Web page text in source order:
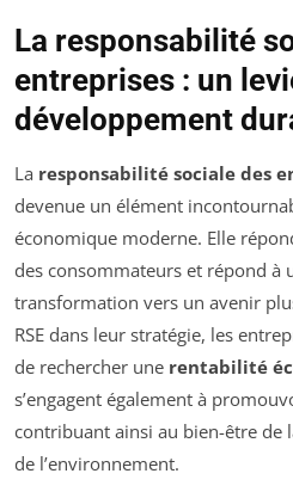
La responsabilité
entreprises : un
développement
La responsabilité sociale des
devenue un élément
économique moderne. Elle
des consommateurs et répond à
transformation vers un avenir
RSE dans leur stratégie, les
de rechercher une rentabilité
s’engagent également à
contribuant ainsi au bien-être de
de l’environnement.